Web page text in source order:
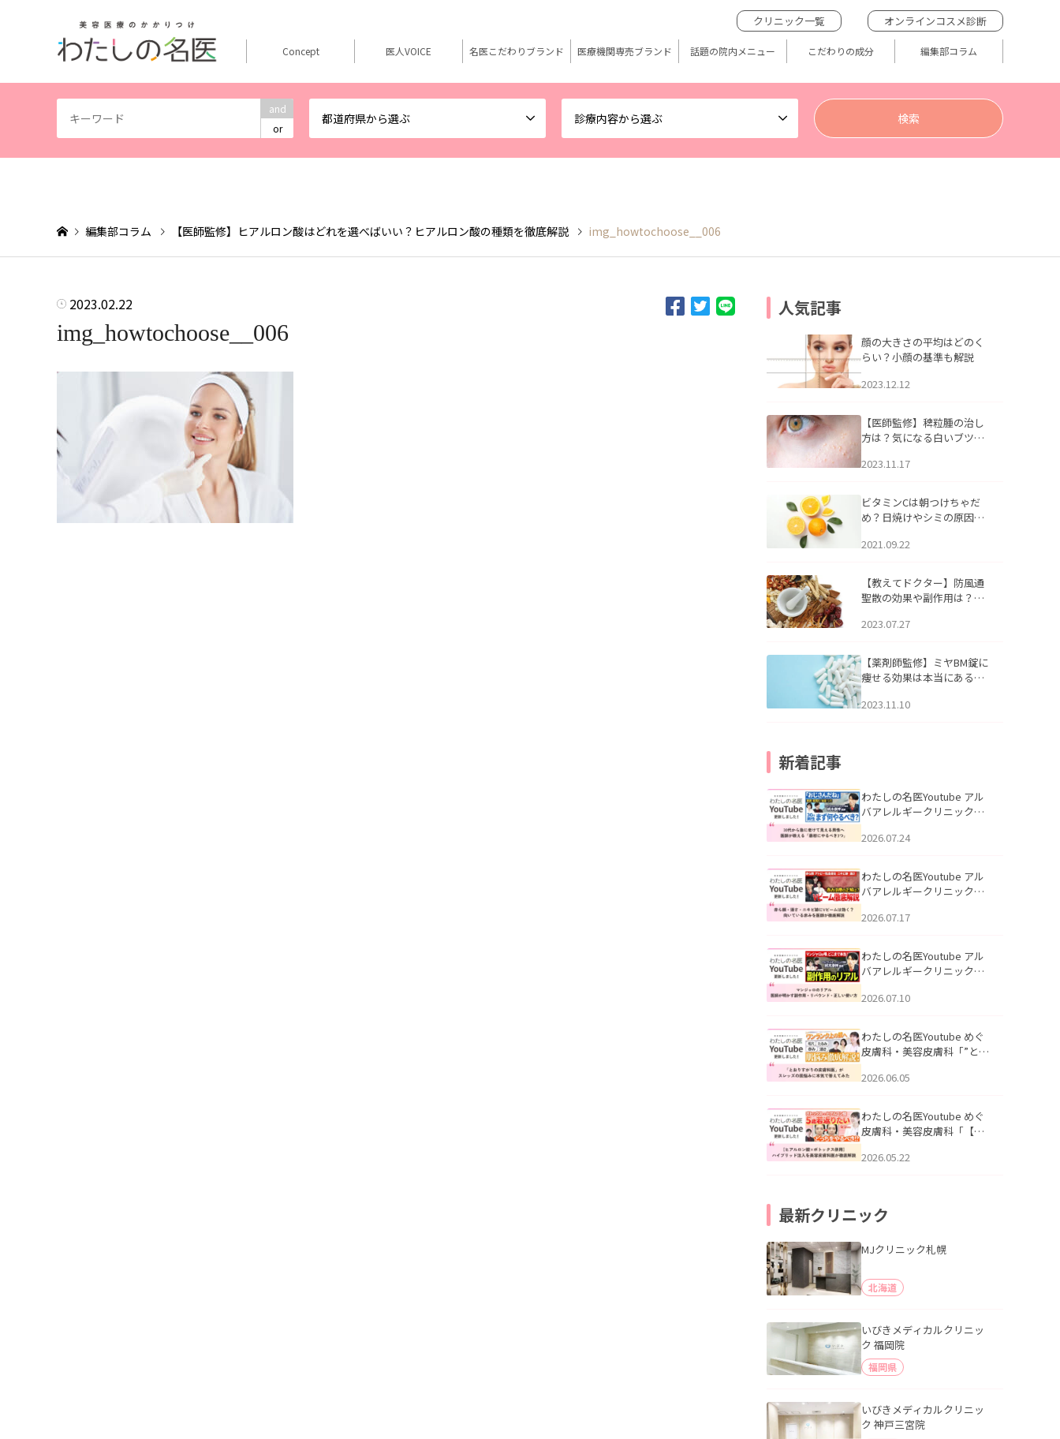
and
or
都道府県から選ぶ 診療内容から選ぶ
クリニック一覧 オンラインコスメ診断
Concept 医人VOICE 名医こだわりブランド 医療機関専売ブランド 話題の院内メニュー こだわりの成分 編集部コラム
編集部コラム 【医師監修】ヒアルロン酸はどれを選べばいい？ヒアルロン酸の種類を徹底解説 img_howtochoose__006
2023.02.22
img_howtochoose__006
人気記事
顔の大きさの平均はどのく
らい？小顔の基準も解説
2023.12.12
【医師監修】稗粒腫の治し
方は？気になる白いブツブ
アについて
2023.11.17
ビタミンCは朝つけちゃだ
め？日焼けやシミの原因に
2021.09.22
【教えてドクター】防風通
聖散の効果や副作用は？長
2023.07.27
【薬剤師監修】ミヤBM錠に
痩せる効果は本当にある
2023.11.10
新着記事
わたしの名医Youtube アル
バアレルギークリニック札
える男性へ｜医師が教える
公開いたしました。
2026.07.24
わたしの名医Youtube アル
バアレルギークリニック札
跡にVビームは効く？向いて
説」を公開いたしました。
2026.07.17
わたしの名医Youtube アル
バアレルギークリニック札
医師が明かす副作用・リバ
公開いたしました。
2026.07.10
わたしの名医Youtube めぐ
皮膚科・美容皮膚科「”とお
ッズの肌悩みに本気で答え
た。
2026.06.05
わたしの名医Youtube めぐ
皮膚科・美容皮膚科「【ヒ
用】ハイブリッド注入を美
2026.05.22
最新クリニック
MJクリニック札幌
北海道
いびきメディカルクリニッ
ク 福岡院
福岡県
いびきメディカルクリニッ
ク 神戸三宮院